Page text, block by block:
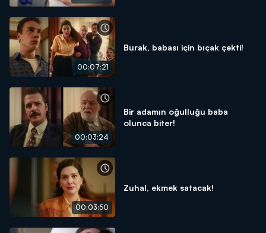
00:07:21
Burak, babası için bıçak çekti!
00:03:24
Bir adamın oğulluğu baba
olunca biter!
00:03:50
Zuhal, ekmek satacak!